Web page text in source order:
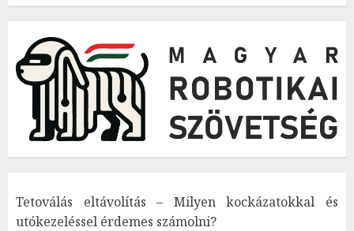
Tetoválás eltávolítás – Milyen kockázatokkal és
utókezeléssel érdemes számolni?